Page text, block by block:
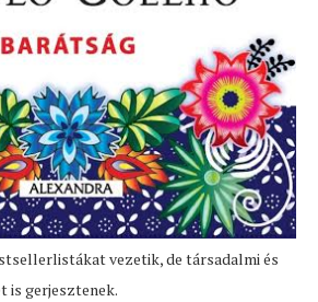
vezetik, de társadalmi és
is gerjesztenek.